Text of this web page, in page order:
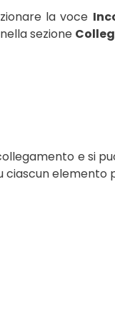
la voce
sezione
e si
ciascun elemento